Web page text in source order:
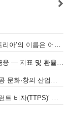
빅토리아 하버, 빅토리아 피크, 빅토리아 파크. '빅토리아’의 이름은 어떻게 온 걸까? - [이승권 원장의 생활칼럼]
[숫자로 보는 홍콩 교민 생활 경제] 제4회: 홍콩의 금융 — 지표 및 환율, MPF 운영 현황
[기획특집] 숫자로 읽는 홍콩 경제 트렌드 제7회 홍콩 문화·창의 산업의 구조와 분야별 동향
[홍콩 비자 안내] 세계적 우수 인재 유치 위한 ‘탑탤런트 비자(TTPS)’ 주요 요건